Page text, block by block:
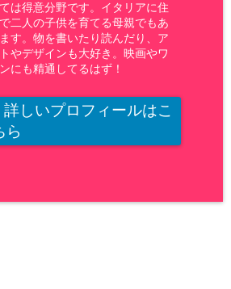
は得意分野です。イタリアに住
二人の子供を育てる母親でもあ
す。物を書いたり読んだり、ア
やデザインも大好き。映画やワ
にも精通してるはず！
詳しいプロフィールはこ
ら